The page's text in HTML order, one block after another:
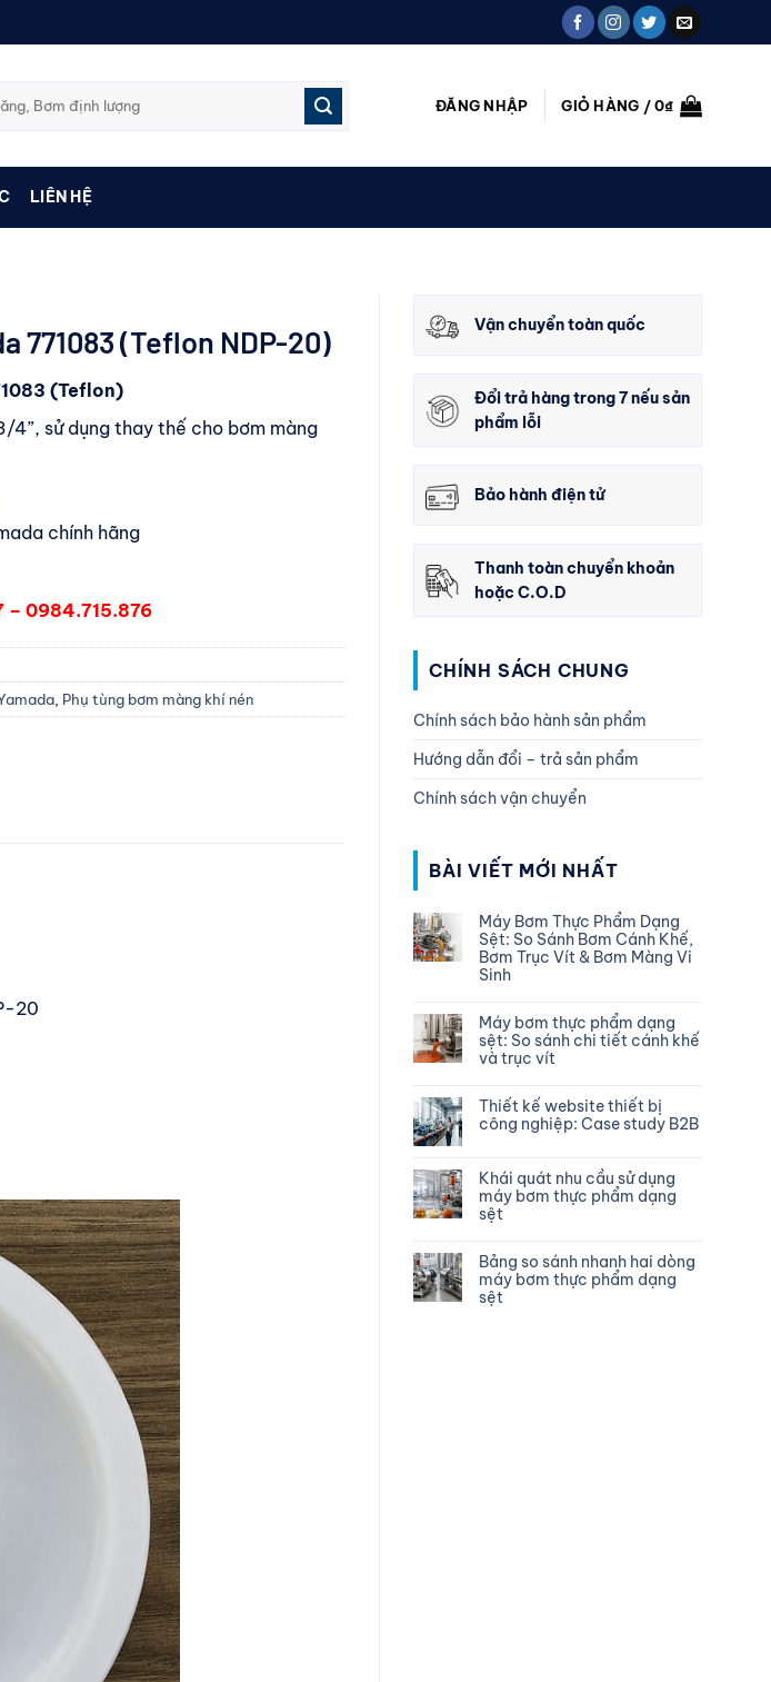
ĐĂNG NHẬP GIỎ HÀNG /0₫
LIÊN HỆ
Vận chuyển toàn quốc
Đổi trả hàng trong 7 nếu sản
phẩm lỗi
Bảo hành điện tử
Thanh toàn chuyển khoản
hoặc C.O.D
CHÍNH SÁCH CHUNG
Chính sách bảo hành sản phẩm
Hướng dẫn đổi – trả sản phẩm
Chính sách vận chuyển
BÀI VIẾT MỚI NHẤT
Máy Bơm Thực Phẩm Dạng
Sệt: So Sánh Bơm Cánh Khế,
Bơm Trục Vít & Bơm Màng Vi
Sinh
Máy bơm thực phẩm dạng
sệt: So sánh chi tiết cánh khế
và trục vít
Thiết kế website thiết bị
công nghiệp: Case study B2B
Khái quát nhu cầu sử dụng
máy bơm thực phẩm dạng
sệt
Bảng so sánh nhanh hai dòng
máy bơm thực phẩm dạng
sệt
771083 (Teflon NDP-20)
(Teflon)
4”, sử dụng thay thế cho bơm màng
chính hãng
– 0984.715.876
, Phụ tùng bơm màng khí nén
20